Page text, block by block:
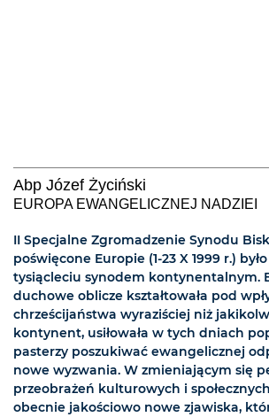
Abp Józef Życiński
EUROPA EWANGELICZNEJ NADZIEI
II Specjalne Zgromadzenie Synodu
poświęcone Europie (1-23 X 1999 r.)
tysiącleciu synodem kontynentalnym.
duchowe oblicze kształtowała pod
chrześcijaństwa wyraziściej niż
kontynent, usiłowała w tych dniach
pasterzy poszukiwać ewangelicznej
nowe wyzwania. W zmieniającym się
przeobrażeń kulturowych i
obecnie jakościowo nowe zjawiska,